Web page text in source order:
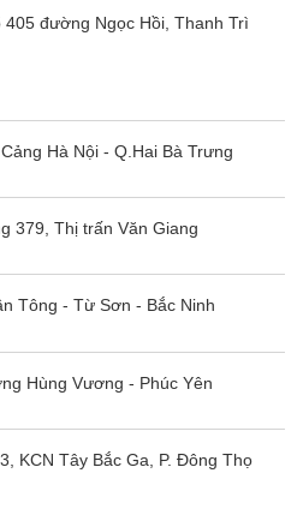
405 đường Ngọc Hồi, Thanh Trì
Hà Nội - Q.Hai Bà Trưng
379, Thị trấn Văn Giang
Tông - Từ Sơn - Bắc Ninh
Hùng Vương - Phúc Yên
KCN Tây Bắc Ga, P. Đông Thọ